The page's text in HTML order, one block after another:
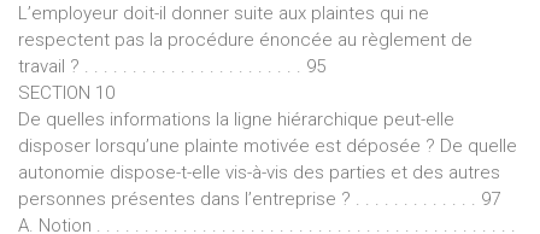
L’employeur doit-il donner suite aux plaintes qui ne
respectent pas la procédure énoncée au règlement de
travail ? . . . . . . . . . . . . . . . . . . . . . . . 95
SECTION 10
De quelles informations la ligne hiérarchique peut-elle
disposer lorsqu’une plainte motivée est déposée ? De quelle
autonomie dispose-t-elle vis-à-vis des parties et des autres
personnes présentes dans l’entreprise ? . . . . . . . . . . . . . 97
A. Notion . . . . . . . . . . . . . . . . . . . . . . . . . . . . . . . . . . . . . . . . . . . .